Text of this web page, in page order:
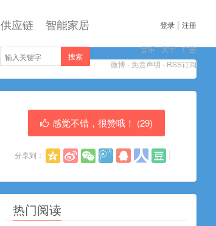
供应链 智能家居 登录 | 注册
音乐-关于-广告
微博 - 免责声明 - RSS订阅
搜索
感觉不错，很赞哦！ (29)
分享到：
热门阅读